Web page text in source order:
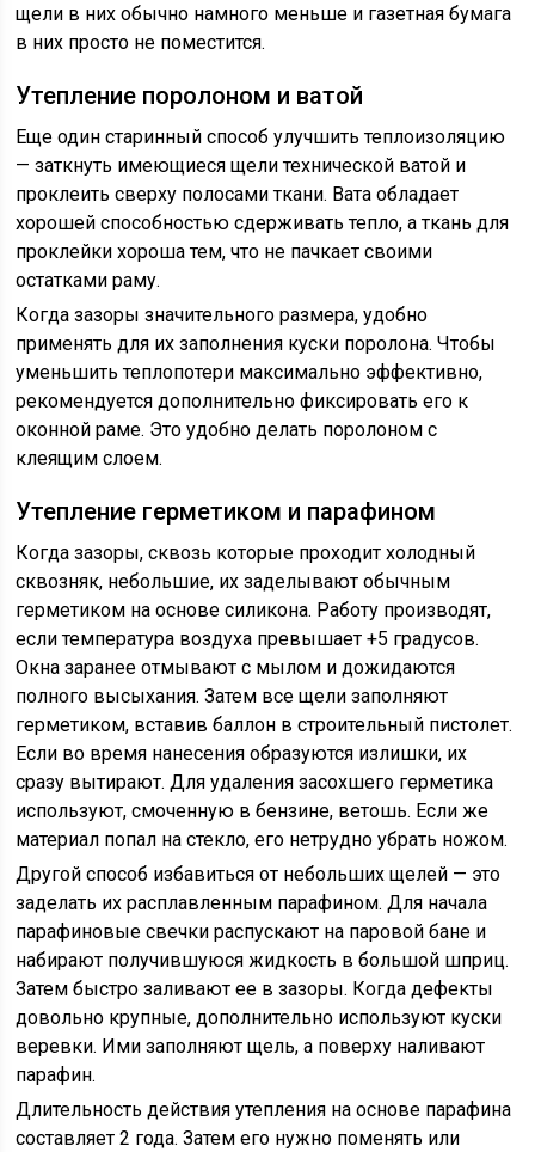
щели в них обычно намного меньше и газетная бумага
в них просто не поместится.
Утепление поролоном и ватой
Еще один старинный способ улучшить теплоизоляцию
— заткнуть имеющиеся щели технической ватой и
проклеить сверху полосами ткани. Вата обладает
хорошей способностью сдерживать тепло, а ткань для
проклейки хороша тем, что не пачкает своими
остатками раму.
Когда зазоры значительного размера, удобно
применять для их заполнения куски поролона. Чтобы
уменьшить теплопотери максимально эффективно,
рекомендуется дополнительно фиксировать его к
оконной раме. Это удобно делать поролоном с
клеящим слоем.
Утепление герметиком и парафином
Когда зазоры, сквозь которые проходит холодный
сквозняк, небольшие, их заделывают обычным
герметиком на основе силикона. Работу производят,
если температура воздуха превышает +5 градусов.
Окна заранее отмывают с мылом и дожидаются
полного высыхания. Затем все щели заполняют
герметиком, вставив баллон в строительный пистолет.
Если во время нанесения образуются излишки, их
сразу вытирают. Для удаления засохшего герметика
используют, смоченную в бензине, ветошь. Если же
материал попал на стекло, его нетрудно убрать ножом.
Другой способ избавиться от небольших щелей — это
заделать их расплавленным парафином. Для начала
парафиновые свечки распускают на паровой бане и
набирают получившуюся жидкость в большой шприц.
Затем быстро заливают ее в зазоры. Когда дефекты
довольно крупные, дополнительно используют куски
веревки. Ими заполняют щель, а поверху наливают
парафин.
Длительность действия утепления на основе парафина
составляет 2 года. Затем его нужно поменять или